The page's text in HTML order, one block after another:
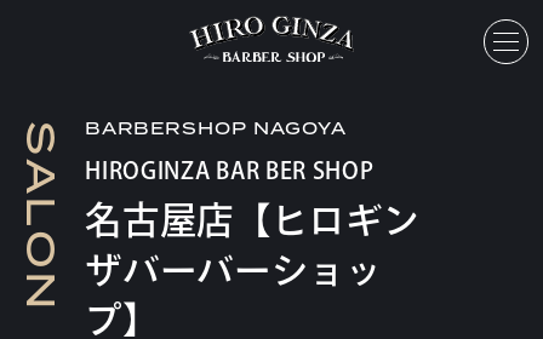
S
A
L
O
N
BARBERSHOP NAGOYA
HIROGINZA BAR BER SHOP
名古屋店【ヒロギン
ザバーバーショッ
プ】